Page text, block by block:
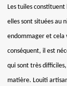
Les tuiles
elles sont situées au
endommager et cela
conséquent, il est
qui sont très
matière. Louiti